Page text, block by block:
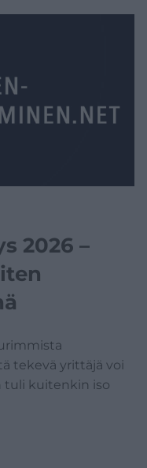
2026 –
tekevä yrittäjä voi
tuli kuitenkin iso